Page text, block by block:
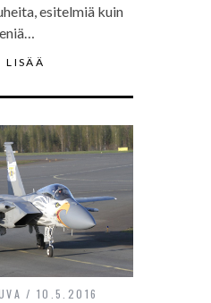
esitelmiä kuin
LISÄÄ
10.5.2016